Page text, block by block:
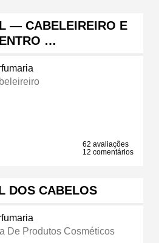
— CABELEIREIRO E
…
62 avaliações
12 comentários
DOS CABELOS
De Produtos Cosméticos